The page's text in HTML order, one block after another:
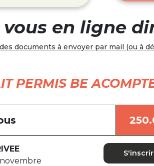
vous en ligne
documents à envoyer par mail (ou à
PERMIS BE
novembre